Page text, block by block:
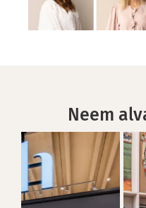
Neem